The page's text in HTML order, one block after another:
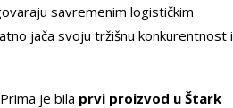
savremenim logističkim
jača svoju tržišnu konkurentnost i
je bila prvi proizvod u Štark